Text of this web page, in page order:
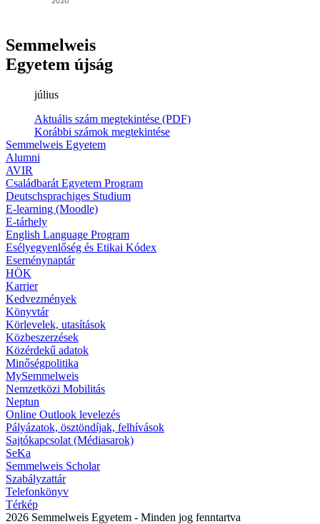
Semmelweis
Egyetem újság
július
Aktuális szám megtekintése (PDF)
Korábbi számok megtekintése
Semmelweis Egyetem
Alumni
AVIR
Családbarát Egyetem Program
Deutschsprachiges Studium
E-learning (Moodle)
E-tárhely
English Language Program
Esélyegyenlőség és Etikai Kódex
Eseménynaptár
HÖK
Karrier
Kedvezmények
Könyvtár
Körlevelek, utasítások
Közbeszerzések
Közérdekű adatok
Minőségpolitika
MySemmelweis
Nemzetközi Mobilitás
Neptun
Online Outlook levelezés
Pályázatok, ösztöndíjak, felhívások
Sajtókapcsolat (Médiasarok)
SeKa
Semmelweis Scholar
Szabályzattár
Telefonkönyv
Térkép
2026 Semmelweis Egyetem - Minden jog fenntartva